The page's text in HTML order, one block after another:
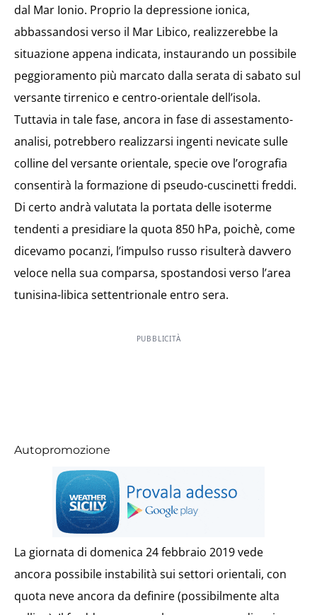
dal Mar Ionio. Proprio la depressione ionica,
abbassandosi verso il Mar Libico, realizzerebbe la
situazione appena indicata, instaurando un possibile
peggioramento più marcato dalla serata di sabato sul
versante tirrenico e centro-orientale dell’isola.
Tuttavia in tale fase, ancora in fase di assestamento-
analisi, potrebbero realizzarsi ingenti nevicate sulle
colline del versante orientale, specie ove l’orografia
consentirà la formazione di pseudo-cuscinetti freddi.
Di certo andrà valutata la portata delle isoterme
tendenti a presidiare la quota 850 hPa, poichè, come
dicevamo pocanzi, l’impulso russo risulterà davvero
veloce nella sua comparsa, spostandosi verso l’area
tunisina-libica settentrionale entro sera.
PUBBLICITÀ
Autopromozione
La giornata di domenica 24 febbraio 2019 vede
ancora possibile instabilità sui settori orientali, con
quota neve ancora da definire (possibilmente alta